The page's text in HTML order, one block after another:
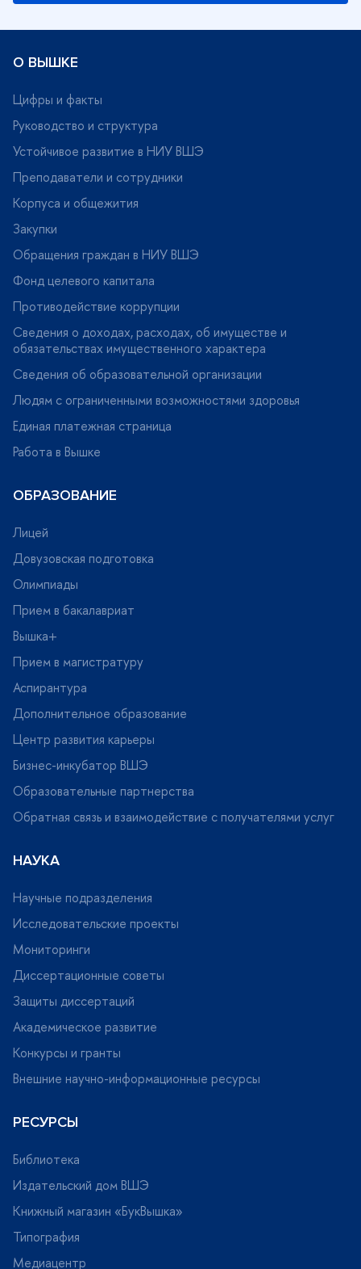
О ВЫШКЕ
Цифры и факты
Руководство и структура
Устойчивое развитие в НИУ ВШЭ
Преподаватели и сотрудники
Корпуса и общежития
Закупки
Обращения граждан в НИУ ВШЭ
Фонд целевого капитала
Противодействие коррупции
Сведения о доходах, расходах, об имуществе и
обязательствах имущественного характера
Сведения об образовательной организации
Людям с ограниченными возможностями здоровья
Единая платежная страница
Работа в Вышке
ОБРАЗОВАНИЕ
Лицей
Довузовская подготовка
Олимпиады
Прием в бакалавриат
ышка+
Прием в магистратуру
Аспирантура
Дополнительное образование
Центр развития карьеры
Бизнес-инкубатор ВШЭ
Образовательные партнерства
Обратная связь и взаимодействие с получателями услу
НАУКА
Научные подразделения
Исследовательские проекты
Мониторинги
Диссертационные советы
Защиты диссертаций
Академическое развитие
Конкурсы и гранты
нешние научно-информационные ресурсы
РЕСУРСЫ
Библиотека
Издательский дом ВШЭ
Книжный магазин «БукВышка»
Типография
Медиацентр